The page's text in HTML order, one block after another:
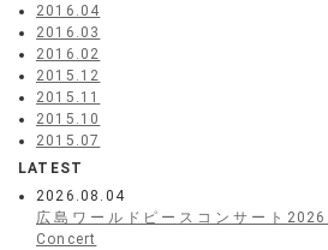
2016.04
2016.03
2016.02
2015.12
2015.11
2015.10
2015.07
LATEST
2026.08.04
広島ワールドピースコンサート
Concert